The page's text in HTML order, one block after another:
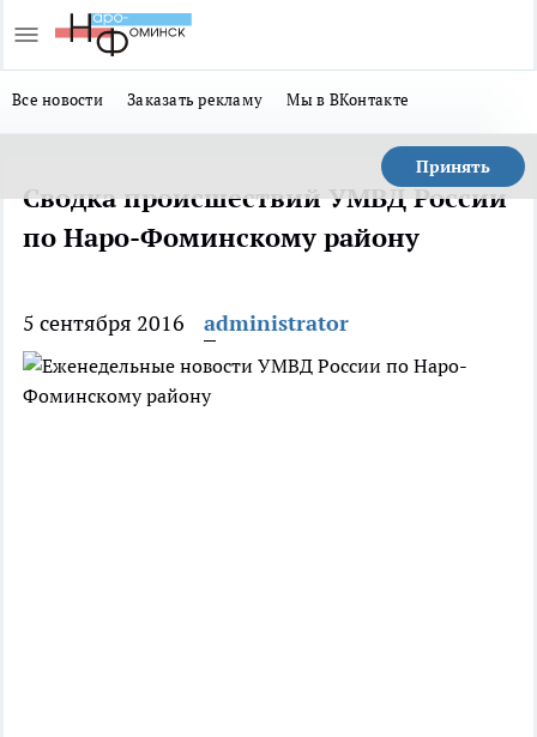
Все новости Заказать рекламу Мы в ВКонтакте
Принять
Сводка происшествий УМВД России
по Наро-Фоминскому району
5 сентября 2016 administrator